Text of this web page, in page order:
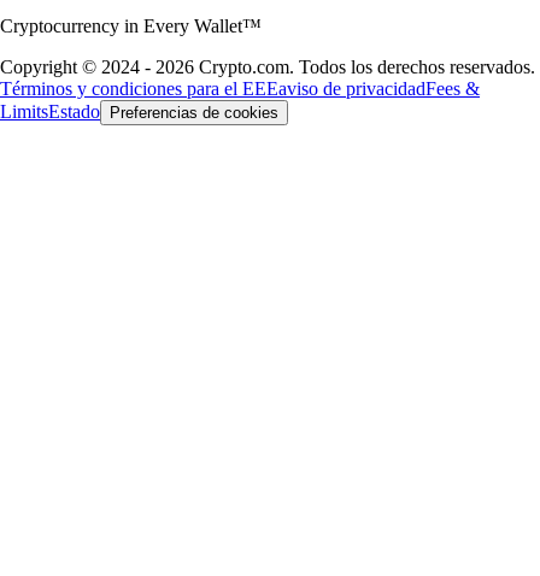
Cryptocurrency in Every Wallet™
Copyright © 2024 - 2026 Crypto.com. Todos los derechos reservados.
Términos y condiciones para el EEEaviso de privacidadFees &
LimitsEstado Preferencias de cookies